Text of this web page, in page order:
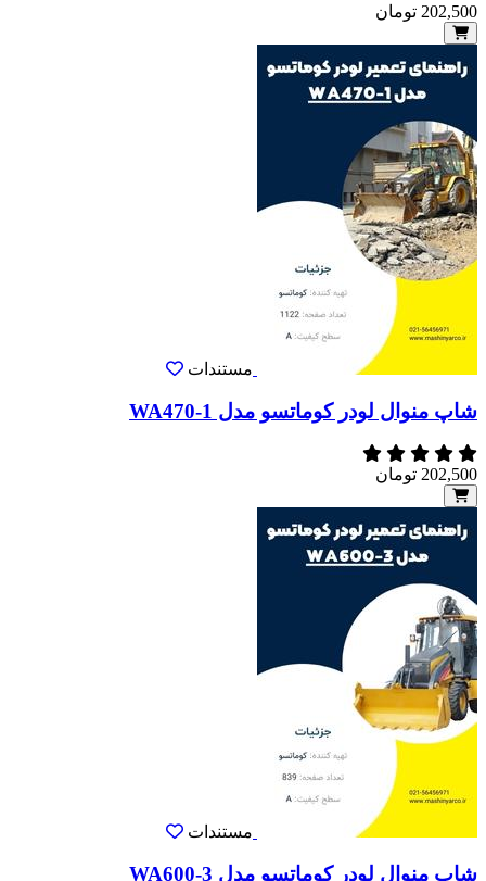
202,500 تومان
مستندات
شاپ منوال لودر کوماتسو مدل WA470-1
202,500 تومان
مستندات
شاپ منوال لودر کوماتسو مدل WA600-3